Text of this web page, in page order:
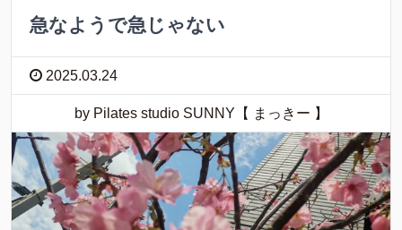
急なようで急じゃない
2025.03.24
by Pilates studio SUNNY【 まっきー 】